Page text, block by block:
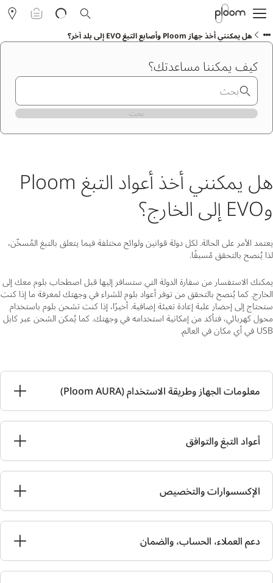
التسوق
حول Ploom AURA
المدونة
نادي Ploom
الفعاليات
مساعدة ودعم Ploom
هل يمكنني أخذ جهاز Ploom وأصابع التبغ EVO إلى بلد آخر؟
كيف يمكننا مساعدتك؟
بحث
هل يمكنني أخذ أعواد التبغ Ploom
وEVO إلى الخارج؟
يعتمد الأمر على الحالة. لكل دولة قوانين ولوائح مختلفة فيما يتعلق بالتبغ المُسخّن،
لذا يُنصح بالتحقق مُسبقًا.
يمكنك الاستفسار من سفارة الدولة التي ستسافر إليها قبل اصطحاب بلوم معك إلى
الخارج. كما يُنصح بالتحقق من توفر أعواد بلوم للشراء في وجهتك لمعرفة ما إذا كنت
ستحتاج إلى إحضار علبة إعادة تعبئة إضافية. أخيرًا، إذا كنت تشحن بلوم باستخدام
محول كهربائي، فتأكد من إمكانية استخدامه في وجهتك. كما يُمكن الشحن عبر كابل
USB في أي مكان في العالم.
معلومات الجهاز وطريقة الاستخدام (Ploom AURA)
أعواد التبغ والتوافق
الإكسسوارات والتخصيص
دعم العملاء، الحساب، والضمان